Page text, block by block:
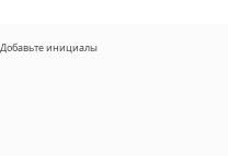
Добавьте инициалы